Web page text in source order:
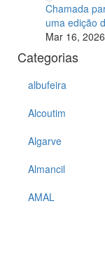
Chamada
uma edição
Mar 16, 2026
Categorias
albufeira
Alcoutim
Algarve
Almancil
AMAL